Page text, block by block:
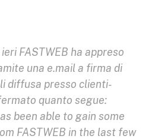
FASTWEB ha appreso
una e.mail a firma di
diffusa presso clienti-
quanto segue:
been able to gain some
FASTWEB in the last few